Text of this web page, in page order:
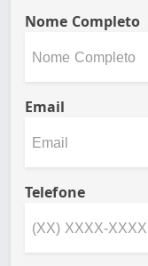
Nome Completo
Email
Telefone